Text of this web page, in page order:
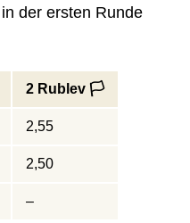
der ersten Runde
2 Rublev 🏳️
2,55
2,50
–